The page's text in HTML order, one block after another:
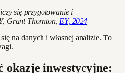
się przygotowanie i
Grant Thornton, EY, 2024
na danych i własnej analizie. To
okazje inwestycyjne: